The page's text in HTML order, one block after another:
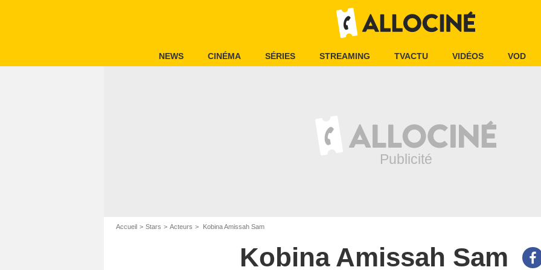
NEWS CINÉMA SÉRIES STREAMING TVACTU VIDÉOS VOD
Accueil Stars Acteurs Kobina Amissah Sam
Kobina Amissah Sam